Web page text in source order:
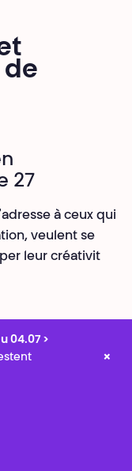
27
à ceux qui
veulent se
leur créativit
04.07 >
×